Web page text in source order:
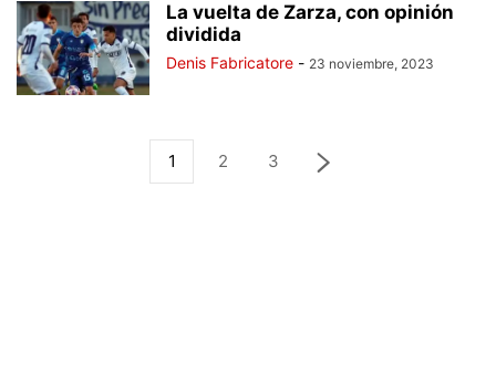
La vuelta de Zarza, con opinión
dividida
Denis Fabricatore - 23 noviembre, 2023
1 2 3